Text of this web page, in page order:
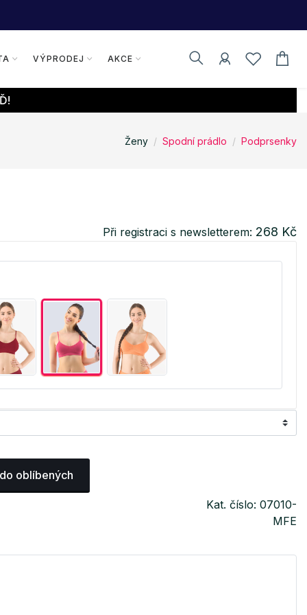
VÝPRODEJ AKCE
Ženy Spodní prádlo Podprsenky
Při registraci s newsletterem: 268 Kč
oblíbených
Kat. číslo: 07010-
MFE